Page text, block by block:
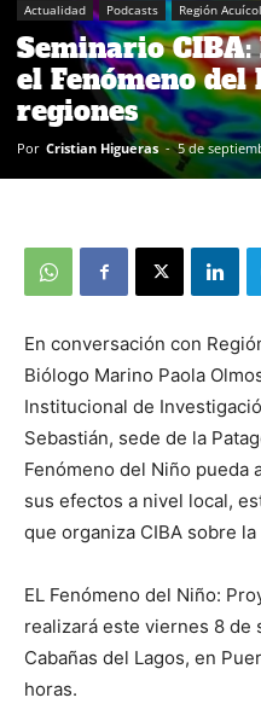
Actualidad Podcasts Región
Seminario
el Fenómeno del
regiones
Por Cristian Higueras - 5 de
En conversación con
Biólogo Marino Paola
Institucional de
Sebastián, sede de la
Fenómeno del Niño pueda
sus efectos a nivel local,
que organiza CIBA sobre la
EL Fenómeno del Niño:
realizará este viernes 8 de
Cabañas del Lagos, en
horas.